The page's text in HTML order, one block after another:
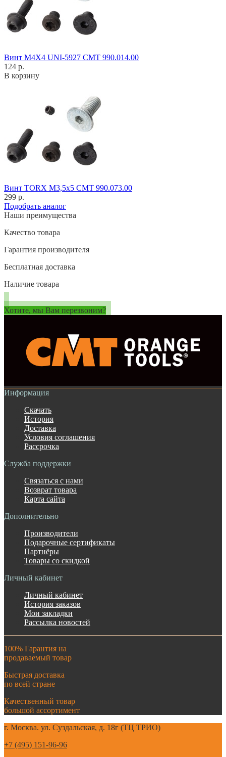
Винт M4X4 UNI-5927 CMT 990.014.00
124 р.
В корзину
Винт TORX M3,5x5 CMT 990.073.00
299 р.
Подобрать аналог
Наши преимущества
Качество товара
Гарантия производителя
Бесплатная доставка
Наличие товара
Хотите, мы Вам перезвоним?
Информация
Скачать
История
Доставка
Условия соглашения
Рассрочка
Служба поддержки
Связаться с нами
Возврат товара
Карта сайта
Дополнительно
Производители
Подарочные сертификаты
Партнёры
Товары со скидкой
Личный кабинет
Личный кабинет
История заказов
Мои закладки
Рассылка новостей
100% Гарантия на
продаваемый товар
Быстрая доставка
по всей стране
Качественный товар
большой ассортимент
г. Москва. ул. Суздальская, д. 18г (ТЦ ТРИО)
+7 (495) 151-96-96